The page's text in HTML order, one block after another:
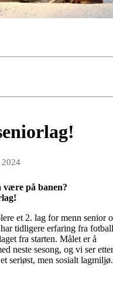
være på banen?
et 2. lag for menn senior
tidligere erfaring fra fotball
fra starten. Målet er å
neste sesong, og vi ser etter
seriøst, men sosialt lagmiljø.